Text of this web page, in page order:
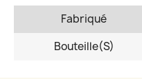
Fabriqué
Bouteille(s)